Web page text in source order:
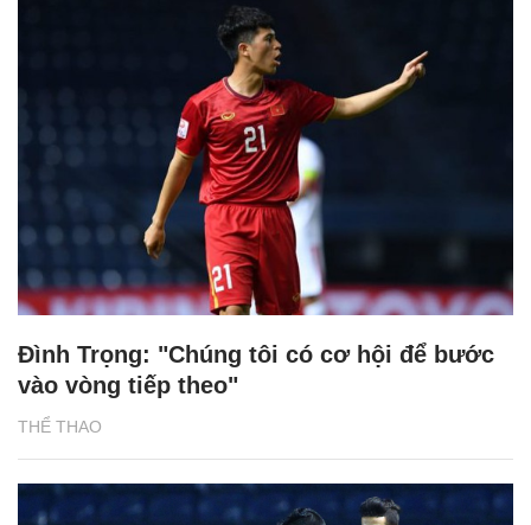
THỂ THAO
Đình Trọng: "Chúng tôi có cơ hội để bước
vào vòng tiếp theo"